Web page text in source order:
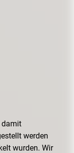
damit
werden
wurden. Wir